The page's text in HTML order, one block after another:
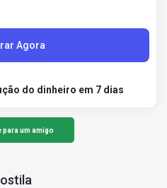
Agora
do dinheiro em 7 dias
para um amigo